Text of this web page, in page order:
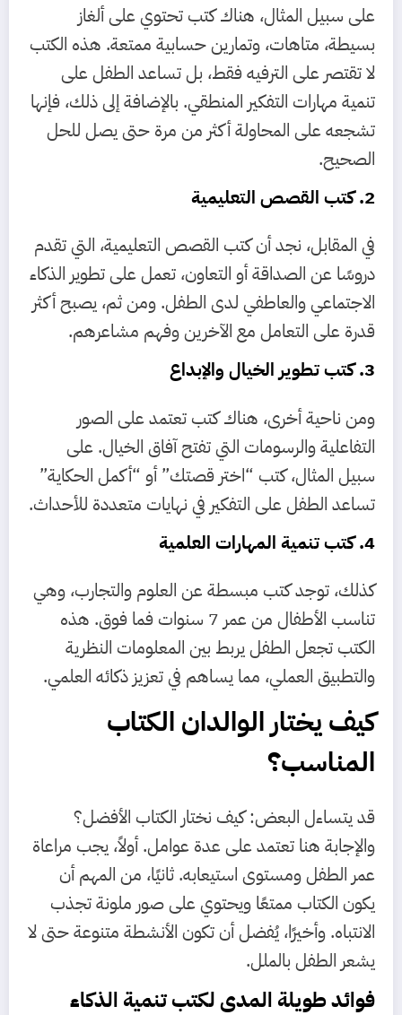
على سبيل المثال، هناك كتب تحتوي على ألغاز
بسيطة، متاهات، وتمارين حسابية ممتعة. هذه الكتب
لا تقتصر على الترفيه فقط، بل تساعد الطفل على
تنمية مهارات التفكير المنطقي. بالإضافة إلى ذلك، فإنها
تشجعه على المحاولة أكثر من مرة حتى يصل للحل
الصحيح.
2. كتب القصص التعليمية
في المقابل، نجد أن كتب القصص التعليمية، التي تقدم
دروسًا عن الصداقة أو التعاون، تعمل على تطوير الذكاء
الاجتماعي والعاطفي لدى الطفل. ومن ثم، يصبح أكثر
قدرة على التعامل مع الآخرين وفهم مشاعرهم.
3. كتب تطوير الخيال والإبداع
ومن ناحية أخرى، هناك كتب تعتمد على الصور
التفاعلية والرسومات التي تفتح آفاق الخيال. على
سبيل المثال، كتب “اختر قصتك” أو “أكمل الحكاية”
تساعد الطفل على التفكير في نهايات متعددة للأحداث.
4. كتب تنمية المهارات العلمية
كذلك، توجد كتب مبسطة عن العلوم والتجارب، وهي
تناسب الأطفال من عمر 7 سنوات فما فوق. هذه
الكتب تجعل الطفل يربط بين المعلومات النظرية
والتطبيق العملي، مما يساهم في تعزيز ذكائه العلمي.
كيف يختار الوالدان الكتاب
المناسب؟
قد يتساءل البعض: كيف نختار الكتاب الأفضل؟
والإجابة هنا تعتمد على عدة عوامل. أولاً، يجب مراعاة
عمر الطفل ومستوى استيعابه. ثانيًا، من المهم أن
يكون الكتاب ممتعًا ويحتوي على صور ملونة تجذب
الانتباه. وأخيرًا، يُفضل أن تكون الأنشطة متنوعة حتى لا
يشعر الطفل بالملل.
فوائد طويلة المدى لكتب تنمية الذكاء